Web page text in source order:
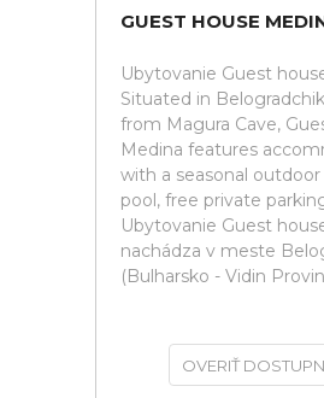
GUEST HOUSE
Ubytovanie Guest
Situated in
from Magura Cave,
Medina features
with a seasonal
pool, free private
Ubytovanie Guest
nachádza v meste
(Bulharsko - Vidin
OVERIŤ